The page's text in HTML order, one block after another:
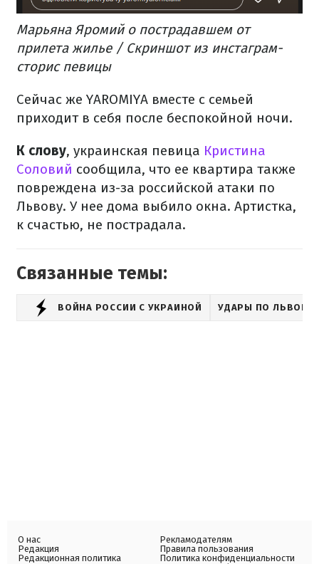
Марьяна Яромий о пострадавшем от
прилета жилье / Скриншот из инстаграм-
сторис певицы
Сейчас же YAROMIYA вместе с семьей
приходит в себя после беспокойной ночи.
К слову, украинская певица Кристина
Соловий сообщила, что ее квартира также
повреждена из-за российской атаки по
Львову. У нее дома выбило окна. Артистка,
к счастью, не пострадала.
Связанные темы:
ВОЙНА РОССИИ С УКРАИНОЙ УДАРЫ ПО ЛЬВОВУ
О нас
Редакция
Редакционная политика
Рекламодателям
Правила пользования
Политика конфиденциальности